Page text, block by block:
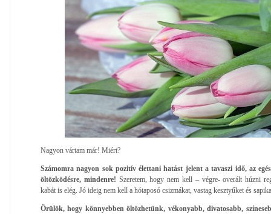
Nagyon vártam már! Miért?
Számomra nagyon sok pozitív élettani hatást jelent a tavaszi idő, az
öltözködésre, mindenre! Szeretem, hogy nem kell – végre- overált húzni
kabát is elég. Jó ideig nem kell a hótaposó csizmákat, vastag kesztyűket és
Örülök, hogy könnyebben öltözhetünk, vékonyabb, divatosabb,